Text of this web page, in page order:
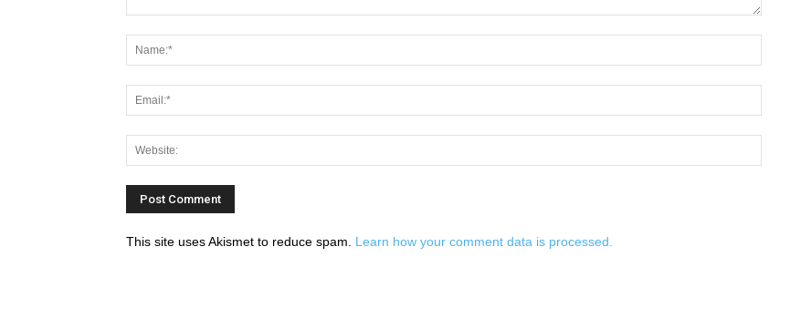
This site uses Akismet to reduce spam. Learn how your comment data is processed.